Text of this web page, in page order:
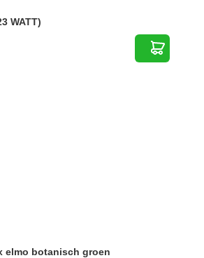
WATT)
elmo botanisch groen